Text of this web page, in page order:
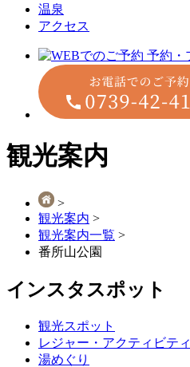
温泉
アクセス
観光案内
>
観光案内 >
観光案内一覧 >
番所山公園
インスタスポット
観光スポット
レジャー・アクティビティ
湯めぐり